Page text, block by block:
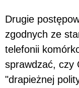
Drugie
zgodnych ze
telefonii
sprawdzać, czy
"drapieżnej